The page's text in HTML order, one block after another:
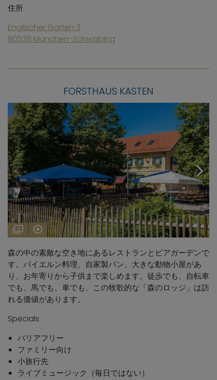
住所
Englischer Garten 3
80538 München-Schwabing
FORSTHAUS KASTEN
3
森の中の素敵な空き地にあるレストランとビアガーデンで
す。バイエルン料理、自家製パン、大きな動物小屋があ
り、お年寄りから子供まで楽しめます。徒歩でも、自転車
でも、馬でも、車でも、この牧歌的な「森のロッジ」は訪
れる価値があります。
Specials
バリアフリー
ファミリー向け
小旅行先
ライブミュージック（毎日ではない）